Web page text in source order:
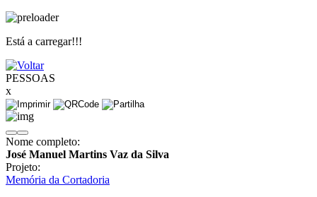
Está a carregar!!!
PESSOAS
x
Nome completo:
José Manuel Martins Vaz da Silva
Projeto:
Memória da Cortadoria